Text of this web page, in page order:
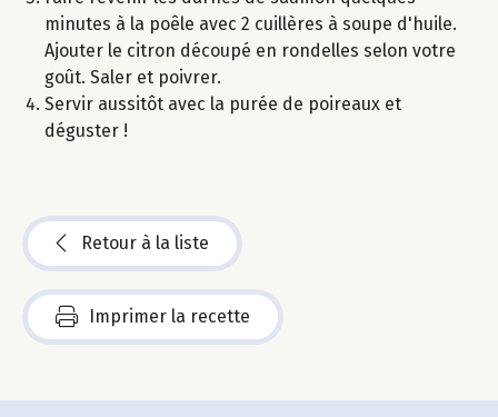
minutes à la poêle avec 2 cuillères à soupe d'huile.
Ajouter le citron découpé en rondelles selon votre
goût. Saler et poivrer.
Servir aussitôt avec la purée de poireaux et
déguster !
Retour à la liste
Imprimer la recette